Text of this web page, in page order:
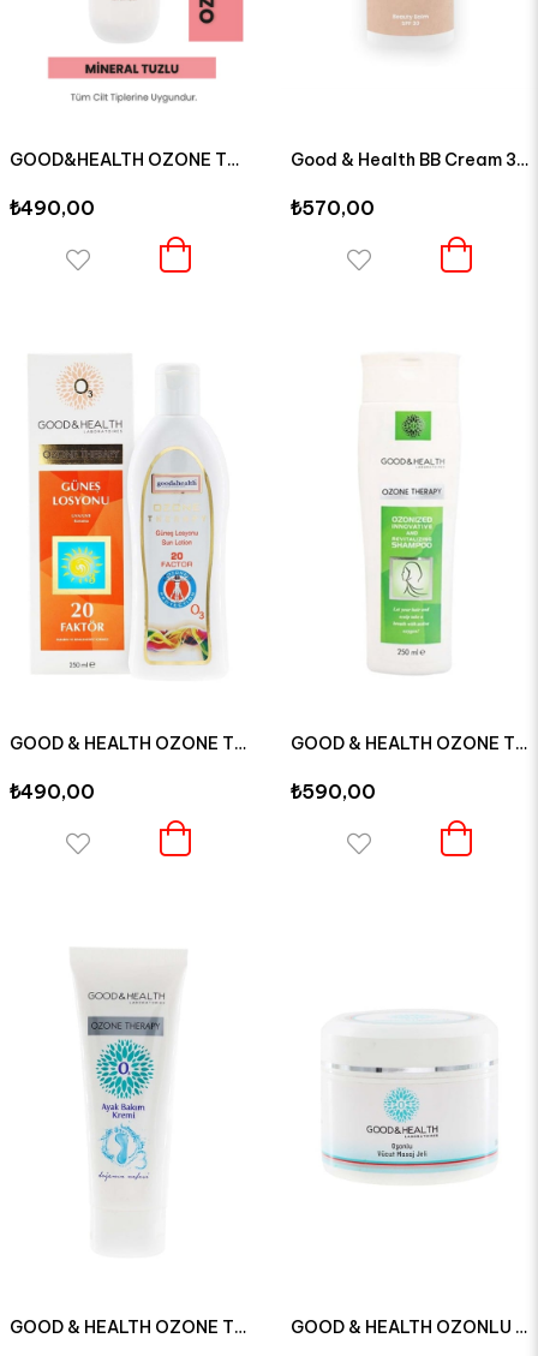
GOOD&HEALTH OZONE THERAPY OZONLU YÜZ YIKAMA VE BAKIM JELİ 200 ML
₺490,00
Good & Health BB Cream 30 SPF 30 ML
₺570,00
GOOD & HEALTH OZONE THERAPY 20 FAKTÖR KORUYUCU ETKİLİ GÜNEŞ LOSYONU 250 ML
₺490,00
GOOD & HEALTH OZONE THERAPY KAPALI SAÇLAR ONARICI ŞAMPUAN 250 ML
₺590,00
GOOD & HEALTH OZONE THERAPY OZONLU AYAK BAKIM KREMİ 75 ML GOOD & HEALTH OZONLU NEMLENDİRİCİ MASAJ JELİ 150 ML